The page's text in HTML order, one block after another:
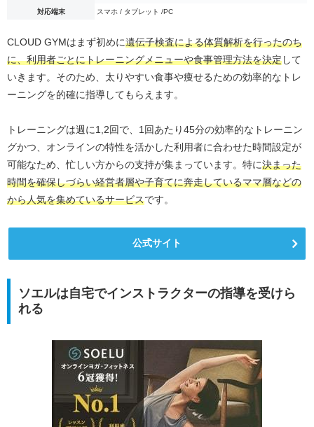
対応端末 スマホ / タブレット /PC
CLOUD GYMはまず初めに遺伝子検査による体質解析を行ったのち
に、利用者ごとにトレーニングメニューや食事管理方法を決定して
いきます。そのため、太りやすい食事や痩せるための効率的なトレ
ーニングを的確に指導してもらえます。
トレーニングは週に1,2回で、1回あたり45分の効率的なトレーニン
グかつ、オンラインの特性を活かした利用者に合わせた時間設定が
可能なため、忙しい方からの支持が集まっています。特に決まった
時間を確保しづらい経営者層や子育てに奔走しているママ層などの
から人気を集めているサービスです。
公式サイト
ソエルは自宅でインストラクターの指導を受けら
れる